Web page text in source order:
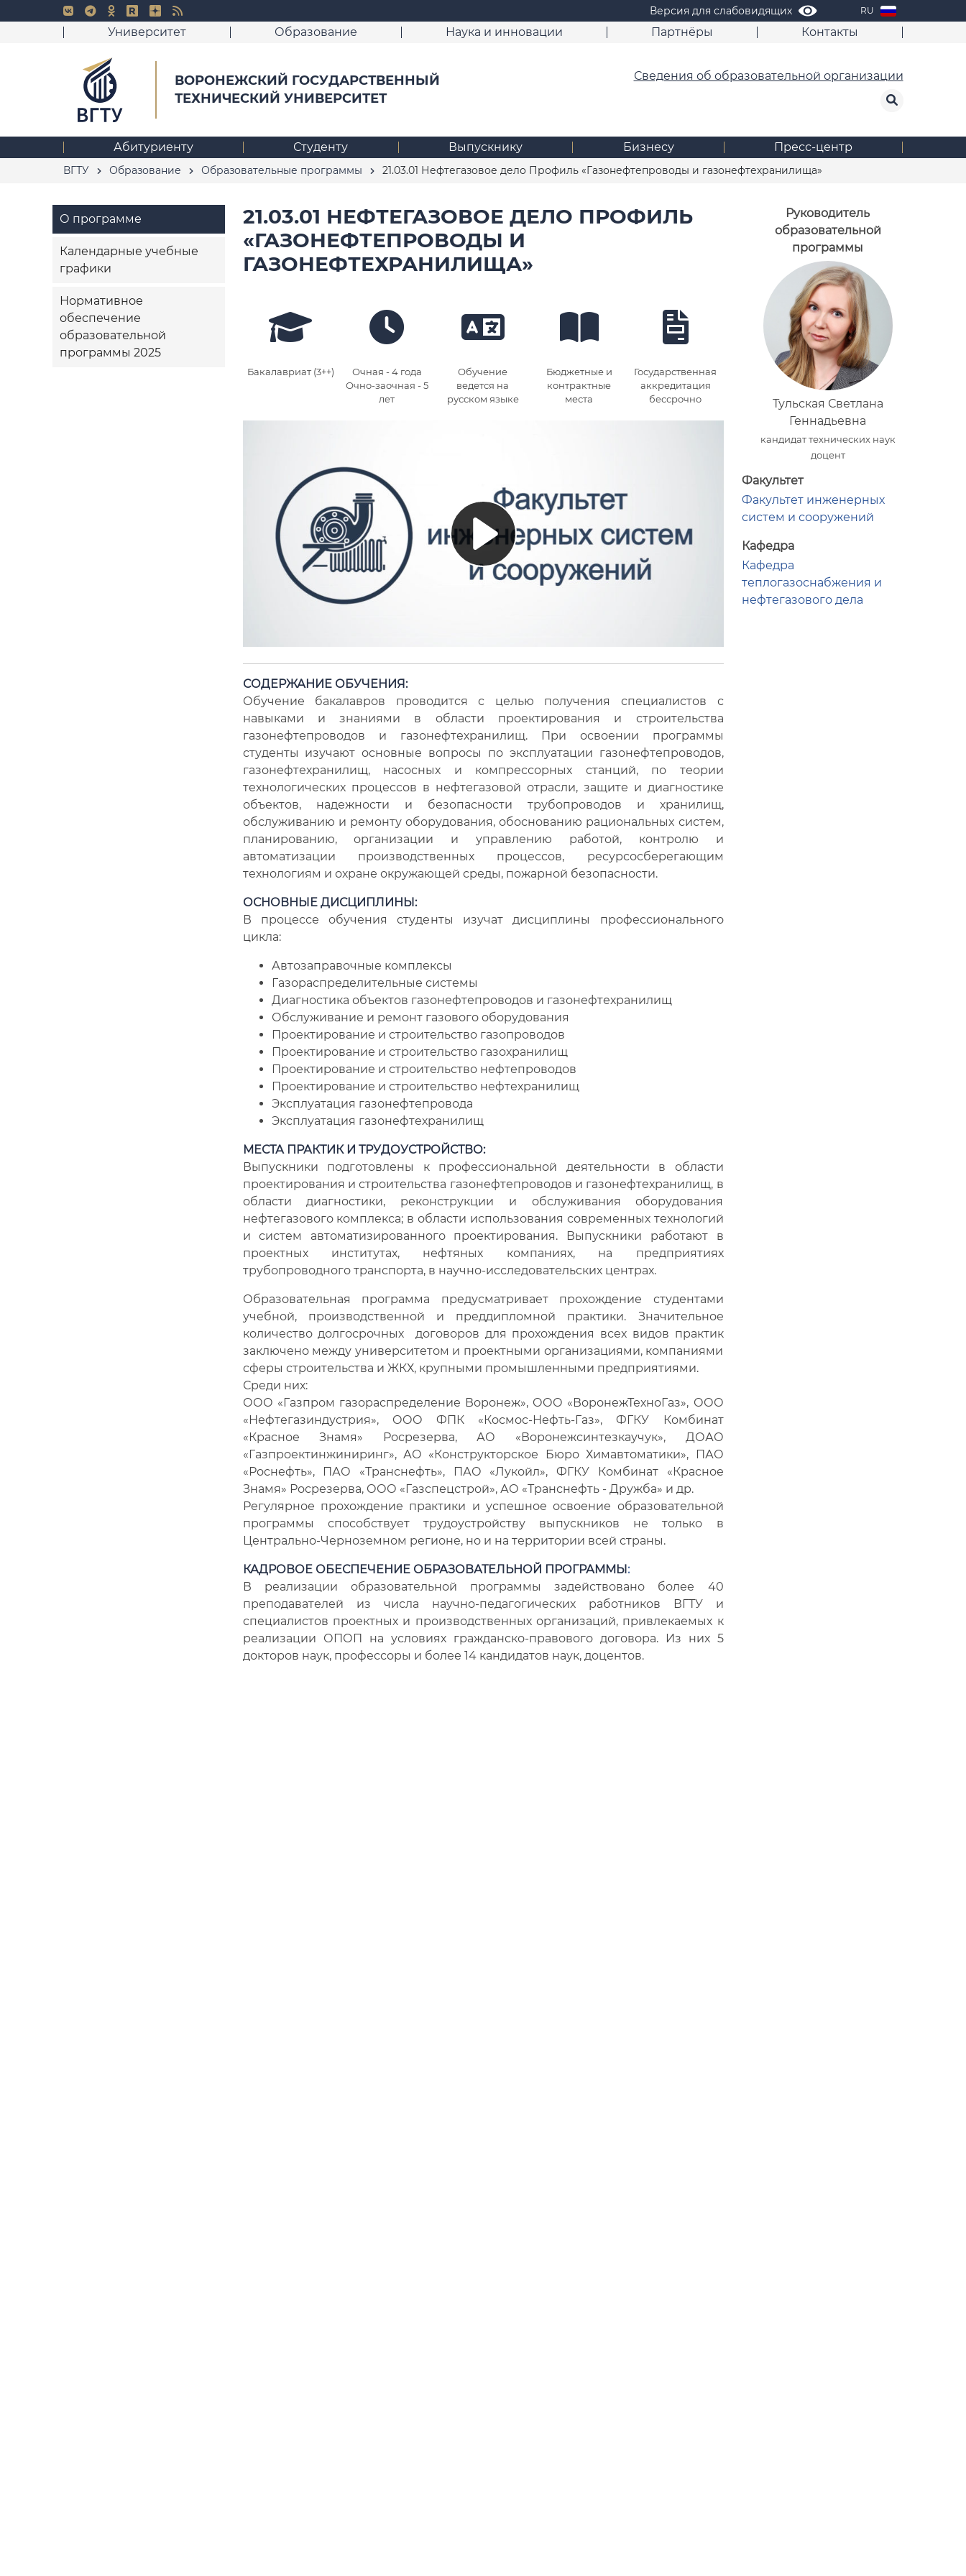
Версия для слабовидящих RU
Университет Образование Наука и инновации Партнёры Контакты
ВОРОНЕЖСКИЙ ГОСУДАРСТВЕННЫЙ
ТЕХНИЧЕСКИЙ УНИВЕРСИТЕТ
Сведения об образовательной организации
Абитуриенту Студенту Выпускнику Бизнесу Пресс-центр
ВГТУ Образование Образовательные программы 21.03.01 Нефтегазовое дело Профиль «Газонефтепроводы и газонефтехранилища»
О программе
Календарные учебные
графики
Нормативное
обеспечение
образовательной
программы 2025
Руководитель
образовательной
программы
Тульская Светлана
Геннадьевна
кандидат технических наук
доцент
Факультет
Факультет инженерных
систем и сооружений
Кафедра
Кафедра
теплогазоснабжения и
нефтегазового дела
21.03.01 НЕФТЕГАЗОВОЕ ДЕЛО ПРОФИЛЬ
«ГАЗОНЕФТЕПРОВОДЫ И
ГАЗОНЕФТЕХРАНИЛИЩА»
Бакалавриат (3++)
Очная - 4 года
Очно-заочная - 5
лет
Обучение
ведется на
русском языке
Бюджетные и
контрактные
места
Государственная
аккредитация
бессрочно
СОДЕРЖАНИЕ ОБУЧЕНИЯ:
Обучение бакалавров проводится с целью получения специалистов с
навыками и знаниями в области проектирования и строительства
газонефтепроводов и газонефтехранилищ. При освоении программы
студенты изучают основные вопросы по эксплуатации газонефтепроводов,
газонефтехранилищ, насосных и компрессорных станций, по теории
технологических процессов в нефтегазовой отрасли, защите и диагностике
объектов, надежности и безопасности трубопроводов и хранилищ,
обслуживанию и ремонту оборудования, обоснованию рациональных систем,
планированию, организации и управлению работой, контролю и
автоматизации производственных процессов, ресурсосберегающим
технологиям и охране окружающей среды, пожарной безопасности.
ОСНОВНЫЕ ДИСЦИПЛИНЫ:
В процессе обучения студенты изучат дисциплины профессионального
цикла:
Автозаправочные комплексы
Газораспределительные системы
Диагностика объектов газонефтепроводов и газонефтехранилищ
Обслуживание и ремонт газового оборудования
Проектирование и строительство газопроводов
Проектирование и строительство газохранилищ
Проектирование и строительство нефтепроводов
Проектирование и строительство нефтехранилищ
Эксплуатация газонефтепровода
Эксплуатация газонефтехранилищ
МЕСТА ПРАКТИК И ТРУДОУСТРОЙСТВО:
Выпускники подготовлены к профессиональной деятельности в области
проектирования и строительства газонефтепроводов и газонефтехранилищ, в
области диагностики, реконструкции и обслуживания оборудования
нефтегазового комплекса; в области использования современных технологий
и систем автоматизированного проектирования. Выпускники работают в
проектных институтах, нефтяных компаниях, на предприятиях
трубопроводного транспорта, в научно-исследовательских центрах.
Образовательная программа предусматривает прохождение студентами
учебной, производственной и преддипломной практики. Значительное
количество долгосрочных договоров для прохождения всех видов практик
заключено между университетом и проектными организациями, компаниями
сферы строительства и ЖКХ, крупными промышленными предприятиями.
Среди них:
ООО «Газпром газораспределение Воронеж», ООО «ВоронежТехноГаз», ООО
«Нефтегазиндустрия», ООО ФПК «Космос-Нефть-Газ», ФГКУ Комбинат
«Красное Знамя» Росрезерва, АО «Воронежсинтезкаучук», ДОАО
«Газпроектинжиниринг», АО «Конструкторское Бюро Химавтоматики», ПАО
«Роснефть», ПАО «Транснефть», ПАО «Лукойл», ФГКУ Комбинат «Красное
Знамя» Росрезерва, ООО «Газспецстрой», АО «Транснефть - Дружба» и др.
Регулярное прохождение практики и успешное освоение образовательной
программы способствует трудоустройству выпускников не только в
Центрально-Черноземном регионе, но и на территории всей страны.
КАДРОВОЕ ОБЕСПЕЧЕНИЕ ОБРАЗОВАТЕЛЬНОЙ ПРОГРАММЫ:
В реализации образовательной программы задействовано более 40
преподавателей из числа научно-педагогических работников ВГТУ и
специалистов проектных и производственных организаций, привлекаемых к
реализации ОПОП на условиях гражданско-правового договора. Из них 5
докторов наук, профессоры и более 14 кандидатов наук, доцентов.